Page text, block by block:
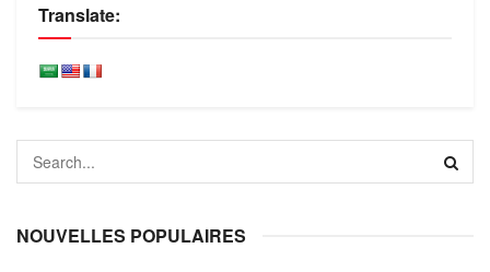
Translate:
NOUVELLES POPULAIRES